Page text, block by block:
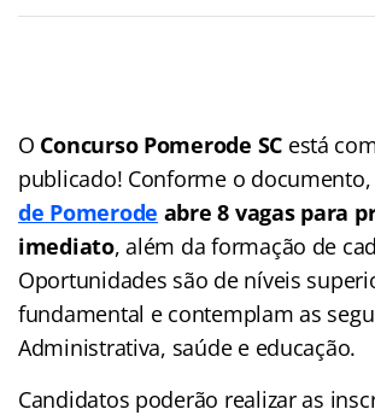
O Concurso Pomerode SC está
publicado! Conforme o
de Pomerode abre 8 vagas para
imediato, além da formação de
Oportunidades são de níveis
fundamental e contemplam as
Administrativa, saúde e educação.
Candidatos poderão realizar as